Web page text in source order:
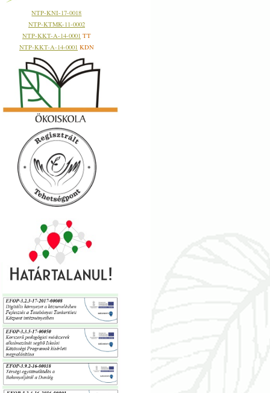
NTP-KNI-17-0018
NTP-KTMK-11-0002
NTP-KKT-A-14-0001 TT
NTP-KKT-A-14-0001 KDN